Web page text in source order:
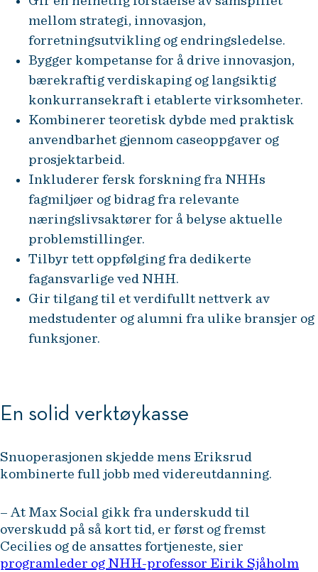
mellom strategi, innovasjon,
forretningsutvikling og endringsledelse.
Bygger kompetanse for å drive innovasjon,
bærekraftig verdiskaping og langsiktig
konkurransekraft i etablerte virksomheter.
Kombinerer teoretisk dybde med praktisk
anvendbarhet gjennom caseoppgaver og
prosjektarbeid.
Inkluderer fersk forskning fra NHHs
fagmiljøer og bidrag fra relevante
næringslivsaktører for å belyse aktuelle
problemstillinger.
Tilbyr tett oppfølging fra dedikerte
fagansvarlige ved NHH.
Gir tilgang til et verdifullt nettverk av
medstudenter og alumni fra ulike bransjer og
funksjoner.
En solid verktøykasse
Snuoperasjonen skjedde mens Eriksrud
kombinerte full jobb med videreutdanning.
– At Max Social gikk fra underskudd til
overskudd på så kort tid, er først og fremst
Cecilies og de ansattes fortjeneste, sier
programleder og NHH-professor Eirik Sjåholm